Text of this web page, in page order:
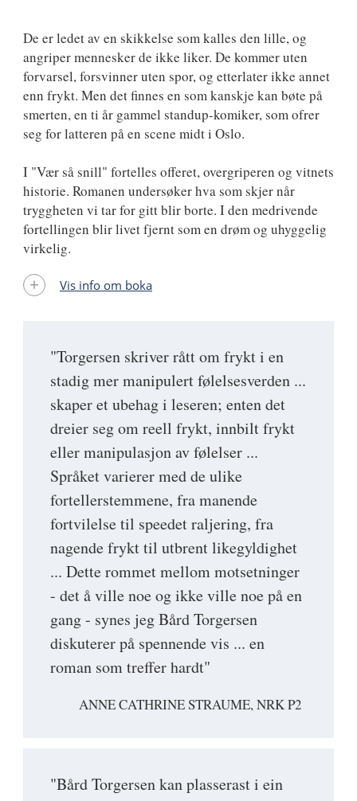
"Torgersen skriver rått om frykt i en
stadig mer manipulert følelsesverden ...
skaper et ubehag i leseren; enten det
dreier seg om reell frykt, innbilt frykt
eller manipulasjon av følelser ...
Språket varierer med de ulike
fortellerstemmene, fra manende
fortvilelse til speedet raljering, fra
nagende frykt til utbrent likegyldighet
... Dette rommet mellom motsetninger
- det å ville noe og ikke ville noe på en
gang - synes jeg Bård Torgersen
diskuterer på spennende vis ... en
roman som treffer hardt"
ANNE CATHRINE STRAUME, NRK P2
"Bård Torgersen kan plasserast i ein
De er ledet av en skikkelse som kalles den lille, og
angriper mennesker de ikke liker. De kommer uten
forvarsel, forsvinner uten spor, og etterlater ikke annet
enn frykt. Men det finnes en som kanskje kan bøte på
smerten, en ti år gammel standup-komiker, som ofrer
seg for latteren på en scene midt i Oslo.
I "Vær så snill" fortelles offeret, overgriperen og vitnets
historie. Romanen undersøker hva som skjer når
tryggheten vi tar for gitt blir borte. I den medrivende
fortellingen blir livet fjernt som en drøm og uhyggelig
virkelig.
Vis info om boka